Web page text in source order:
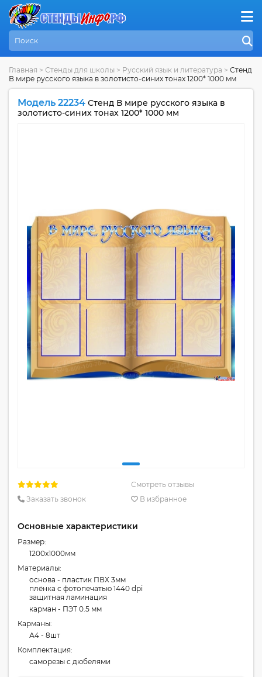
Главная > Стенды для школы > Русский язык и литература > Стенд
В мире русского языка в золотисто-синих тонах 1200* 1000 мм
Модель 22234 Стенд В мире русского языка в
золотисто-синих тонах 1200* 1000 мм
Смотреть отзывы
Заказать звонок
В избранное
Основные характеристики
Размер:
1200x1000мм
Материалы:
основа - пластик ПВХ 3мм
плёнка с фотопечатью 1440 dpi
защитная ламинация
карман - ПЭТ 0.5 мм
Карманы:
А4 - 8шт
Комплектация:
cаморезы с дюбелями